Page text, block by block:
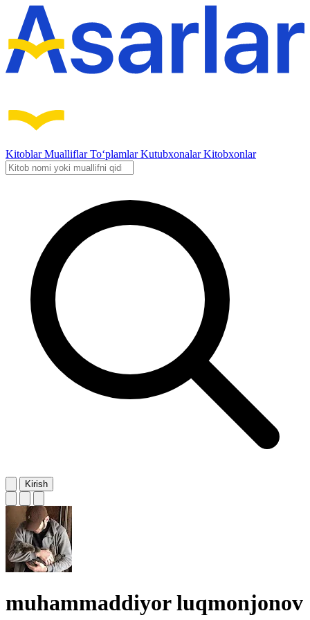
KitoblarMualliflarTo‘plamlarKutubxonalarKitobxonlar
Kirish
muhammaddiyor luqmonjonov